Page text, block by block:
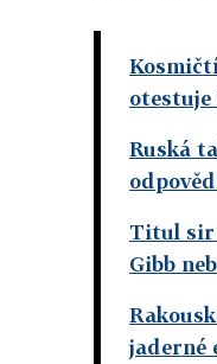
otestuje
Ruská
Titul sir
Gibb
jaderné